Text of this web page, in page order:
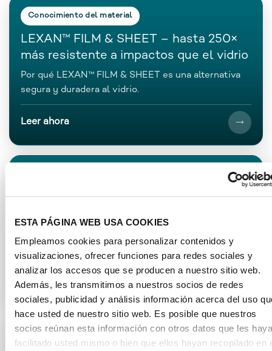
ESTA PÁGINA WEB USA COOKIES
Empleamos cookies para personalizar contenidos y
visualizaciones, ofrecer funciones para redes sociales y
analizar los accesos que se producen a nuestro sitio web.
Además, les transmitimos a nuestros socios de redes
sociales, publicidad y análisis información acerca del uso
hace usted de nuestro sitio web. Es posible que nuestros
socios reúnan esta información con otros datos que les haya
facilitado usted mismo o bien que ellos hayan recopilado en
Conocimiento del material
LEXAN™ FILM & SHEET – hasta 250×
más resistente a impactos que el vidrio
Por qué LEXAN™ FILM & SHEET es una alternativa
segura y duradera al vidrio.
Leer ahora
Gran variedad de colores y superficies
PLEXIGLAS® disponible en múltiples colores,
de diseño.
Leer ahora
Guía de adhesivos